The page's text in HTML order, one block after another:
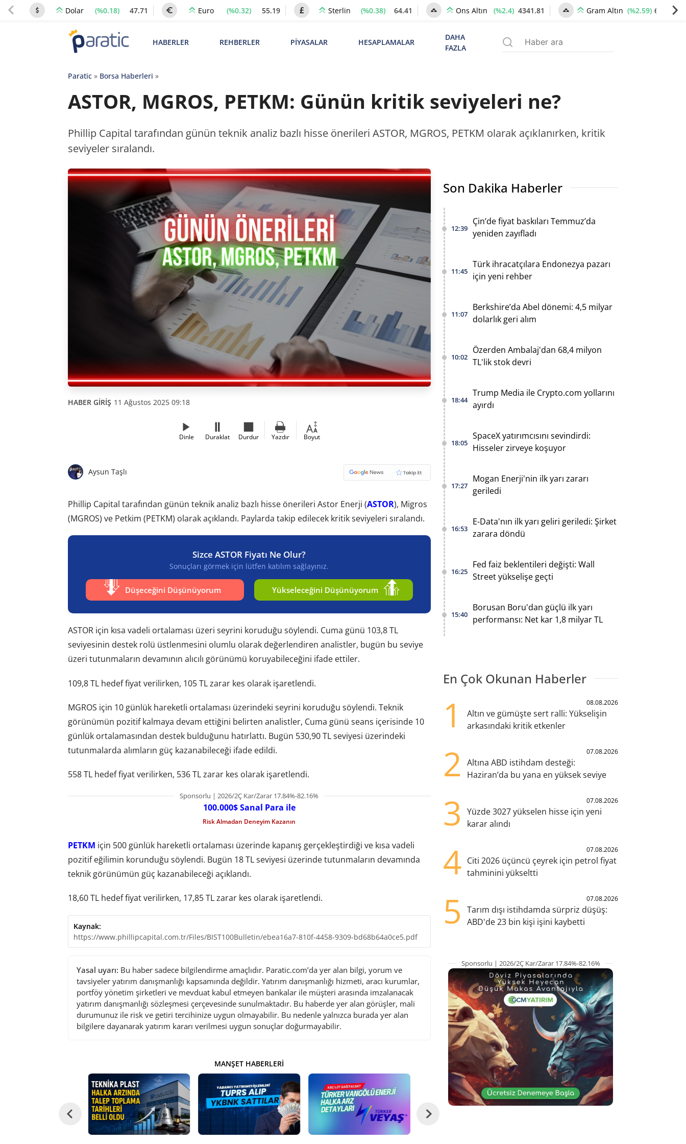
Dolar (%0.18) 47.71 Euro (%0.32) 55.19 Sterlin (%0.38) 64.41 Ons Altın (%2.4) 4341.81 Gram Altın (%2.59) 6660.55
HABERLER REHBERLER PİYASALAR HESAPLAMALAR
DAHA
FAZLA
Paratic» Borsa Haberleri »
ASTOR, MGROS, PETKM: Günün kritik seviyeleri ne?
Phillip Capital tarafından günün teknik analiz bazlı hisse önerileri ASTOR, MGROS, PETKM olarak açıklanırken, kritik
seviyeler sıralandı.
HABER GİRİŞ 11 Ağustos 2025 09:18
Dinle Duraklat Durdur Yazdır Boyut
Aysun Taşlı
Phillip Capital tarafından günün teknik analiz bazlı hisse önerileri Astor Enerji (ASTOR), Migros
(MGROS) ve Petkim (PETKM) olarak açıklandı. Paylarda takip edilecek kritik seviyeleri sıralandı.
Sizce ASTOR Fiyatı Ne Olur?
Sonuçları görmek için lütfen katılım sağlayınız.
Düşeceğini Düşünüyorum Yükseleceğini Düşünüyorum
ASTOR için kısa vadeli ortalaması üzeri seyrini koruduğu söylendi. Cuma günü 103,8 TL
seviyesinin destek rolü üstlenmesini olumlu olarak değerlendiren analistler, bugün bu seviye
üzeri tutunmaların devamının alıcılı görünümü koruyabileceğini ifade ettiler.
109,8 TL hedef fiyat verilirken, 105 TL zarar kes olarak işaretlendi.
MGROS için 10 günlük hareketli ortalaması üzerindeki seyrini koruduğu söylendi. Teknik
görünümün pozitif kalmaya devam ettiğini belirten analistler, Cuma günü seans içerisinde 10
günlük ortalamasından destek bulduğunu hatırlattı. Bugün 530,90 TL seviyesi üzerindeki
tutunmalarda alımların güç kazanabileceği ifade edildi.
558 TL hedef fiyat verilirken, 536 TL zarar kes olarak işaretlendi.
Sponsorlu | 2026/2Ç Kar/Zarar 17.84%-82.16%
100.000$ Sanal Para ile
Risk Almadan Deneyim Kazanın
PETKM için 500 günlük hareketli ortalaması üzerinde kapanış gerçekleştirdiği ve kısa vadeli
pozitif eğilimin korunduğu söylendi. Bugün 18 TL seviyesi üzerinde tutunmaların devamında
teknik görünümün güç kazanabileceği açıklandı.
18,60 TL hedef fiyat verilirken, 17,85 TL zarar kes olarak işaretlendi.
Kaynak:
https://www.phillipcapital.com.tr/Files/BIST100Bulletin/ebea16a7-810f-4458-9309-bd68b64a0ce5.pdf
Yasal uyarı: Bu haber sadece bilgilendirme amaçlıdır. Paratic.com’da yer alan bilgi, yorum ve
tavsiyeler yatırım danışmanlığı kapsamında değildir. Yatırım danışmanlığı hizmeti, aracı kurumlar,
portföy yönetim şirketleri ve mevduat kabul etmeyen bankalar ile müşteri arasında imzalanacak
yatırım danışmanlığı sözleşmesi çerçevesinde sunulmaktadır. Bu haberde yer alan görüşler, mali
durumunuz ile risk ve getiri tercihinize uygun olmayabilir. Bu nedenle yalnızca burada yer alan
bilgilere dayanarak yatırım kararı verilmesi uygun sonuçlar doğurmayabilir.
MANŞET HABERLERI
Son Dakika Haberler
12:39
Çin’de fiyat baskıları Temmuz’da
yeniden zayıfladı
11:45
Türk ihracatçılara Endonezya pazarı
için yeni rehber
11:07
Berkshire’da Abel dönemi: 4,5 milyar
dolarlık geri alım
10:02
Özerden Ambalaj'dan 68,4 milyon
TL'lik stok devri
18:44
Trump Media ile Crypto.com yollarını
ayırdı
18:05
SpaceX yatırımcısını sevindirdi:
Hisseler zirveye koşuyor
17:27
Mogan Enerji'nin ilk yarı zararı
geriledi
16:53
E-Data'nın ilk yarı geliri geriledi: Şirket
zarara döndü
16:25
Fed faiz beklentileri değişti: Wall
Street yükselişe geçti
15:40
Borusan Boru'dan güçlü ilk yarı
performansı: Net kar 1,8 milyar TL
En Çok Okunan Haberler
1 08.08.2026
Altın ve gümüşte sert ralli: Yükselişin
arkasındaki kritik etkenler
2 07.08.2026
Altına ABD istihdam desteği:
Haziran’da bu yana en yüksek seviye
3 07.08.2026
Yüzde 3027 yükselen hisse için yeni
karar alındı
4 07.08.2026
Citi 2026 üçüncü çeyrek için petrol fiyat
tahminini yükseltti
5 07.08.2026
Tarım dışı istihdamda sürpriz düşüş:
ABD'de 23 bin kişi işini kaybetti
Sponsorlu | 2026/2Ç Kar/Zarar 17.84%-82.16%